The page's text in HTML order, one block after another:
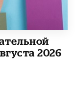
2026